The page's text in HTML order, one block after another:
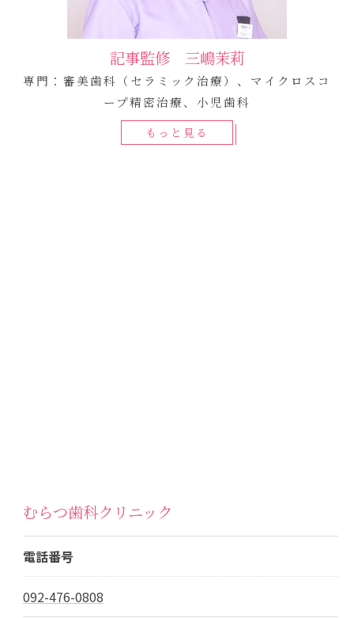
記事監修 三嶋茉莉
専門：審美歯科（セラミック治療）、マイクロスコ
ープ精密治療、小児歯科
もっと見る
むらつ歯科クリニック
電話番号
092-476-0808